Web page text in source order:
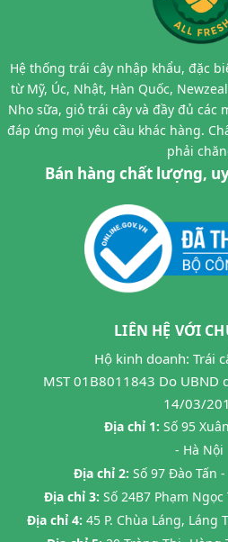
Hệ thống trái cây nhập khẩu, đặc
từ Mỹ, Úc, Nhật, Hàn Quốc,
Nho sữa, giỏ trái cây và đầy đủ các
đáp ứng mọi yêu cầu khác hàng.
phải
Bán hàng chất lượng,
LIÊN HỆ VỚI
Hộ kinh doanh: Trái
MST 01B8011843 Do UBND
14/03/
Địa chỉ 1: Số 95
- Hà Nội
Địa chỉ 2: Số 97 Đào Tấn
Địa chỉ 3: Số 24B7 Phạm
Địa chỉ 4: 45 P. Chùa Láng,